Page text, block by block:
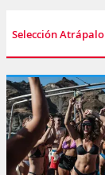
Selección Atrápalo